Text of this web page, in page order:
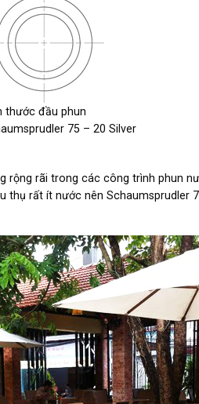
thước đầu phun
75 – 20 Silver
rộng rãi trong các công trình phun
rất ít nước nên Schaumsprudler